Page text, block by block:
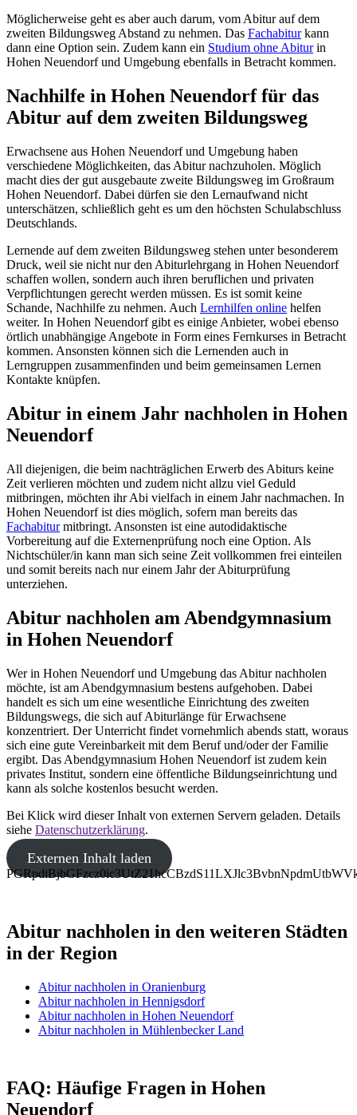
Möglicherweise geht es aber auch darum, vom Abitur auf dem
zweiten Bildungsweg Abstand zu nehmen. Das Fachabiturkann
dann eine Option sein. Zudem kann ein Studium ohne Abiturin
Hohen Neuendorf und Umgebung ebenfalls in Betracht kommen.
Nachhilfe in Hohen Neuendorf für das
Abitur auf dem zweiten Bildungsweg
Erwachsene aus Hohen Neuendorf und Umgebung haben
verschiedene Möglichkeiten, das Abitur nachzuholen. Möglich
macht dies der gut ausgebaute zweite Bildungsweg im Großraum
Hohen Neuendorf. Dabei dürfen sie den Lernaufwand nicht
unterschätzen, schließlich geht es um den höchsten Schulabschluss
Deutschlands.
Lernende auf dem zweiten Bildungsweg stehen unter besonderem
Druck, weil sie nicht nur den Abiturlehrgang in Hohen Neuendorf
schaffen wollen, sondern auch ihren beruflichen und privaten
Verpflichtungen gerecht werden müssen. Es ist somit keine
Schande, Nachhilfe zu nehmen. Auch Lernhilfen online helfen
weiter. In Hohen Neuendorf gibt es einige Anbieter, wobei ebenso
örtlich unabhängige Angebote in Form eines Fernkurses in Betracht
kommen. Ansonsten können sich die Lernenden auch in
Lerngruppen zusammenfinden und beim gemeinsamen Lernen
Kontakte knüpfen.
Abitur in einem Jahr nachholen in Hohen
Neuendorf
All diejenigen, die beim nachträglichen Erwerb des Abiturs keine
Zeit verlieren möchten und zudem nicht allzu viel Geduld
mitbringen, möchten ihr Abi vielfach in einem Jahr nachmachen. In
Hohen Neuendorf ist dies möglich, sofern man bereits das
Fachabiturmitbringt. Ansonsten ist eine autodidaktische
Vorbereitung auf die Externenprüfung noch eine Option. Als
Nichtschüler/in kann man sich seine Zeit vollkommen frei einteilen
und somit bereits nach nur einem Jahr der Abiturprüfung
unterziehen.
Abitur nachholen am Abendgymnasium
in Hohen Neuendorf
Wer in Hohen Neuendorf und Umgebung das Abitur nachholen
möchte, ist am Abendgymnasium bestens aufgehoben. Dabei
handelt es sich um eine wesentliche Einrichtung des zweiten
Bildungswegs, die sich auf Abiturlänge für Erwachsene
konzentriert. Der Unterricht findet vornehmlich abends statt, woraus
sich eine gute Vereinbarkeit mit dem Beruf und/oder der Familie
ergibt. Das Abendgymnasium Hohen Neuendorf ist zudem kein
privates Institut, sondern eine öffentliche Bildungseinrichtung und
kann als solche kostenlos besucht werden.
Bei Klick wird dieser Inhalt von externen Servern geladen. Details
siehe Datenschutzerklärung.
Externen Inhalt laden
Abitur nachholen in den weiteren Städten
in der Region
Abitur nachholen in Oranienburg
Abitur nachholen in Hennigsdorf
Abitur nachholen in Hohen Neuendorf
Abitur nachholen in Mühlenbecker Land
FAQ: Häufige Fragen in Hohen
Neuendorf